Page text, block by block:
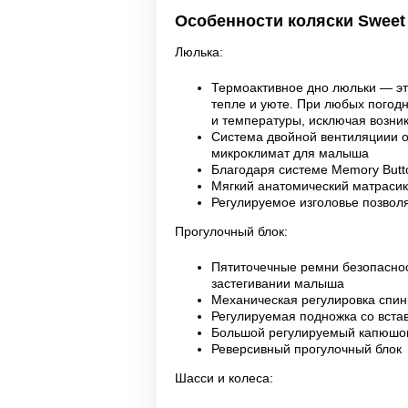
Особенности коляски
Люлька:
Термоактивное дно люльки —
тепле и уюте. При любых
и температуры, исключая
Система двойной вентиляциии
микроклимат для малыша
Благодаря системе Memory
Мягкий анатомический
Регулируемое изголовье
Прогулочный блок:
Пятиточечные ремни
застегивании малыша
Механическая регулировка
Регулируемая подножка со
Большой регулируемый
Реверсивный прогулочный блок
Шасси и колеса: